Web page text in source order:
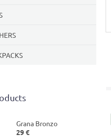
Grana Bronzo
29 €